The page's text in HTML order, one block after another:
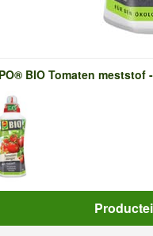
BIO Tomaten meststof